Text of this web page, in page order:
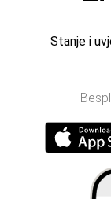
Stanje i